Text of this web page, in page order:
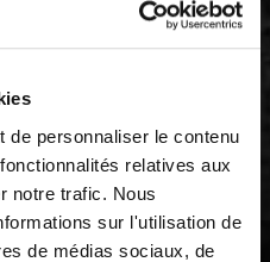
de personnaliser le contenu
relatives aux
notre trafic. Nous
sur l'utilisation de
de médias sociaux, de